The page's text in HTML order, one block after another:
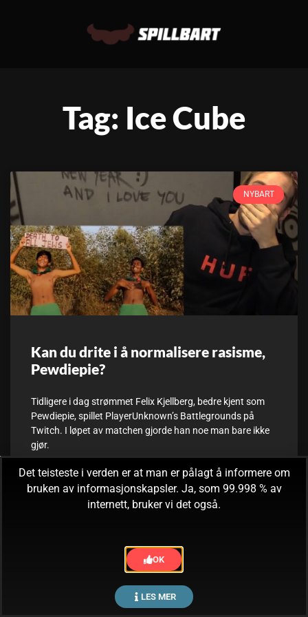
Tag: Ice Cube
NYBART
Kan du drite i å normalisere rasisme,
Pewdiepie?
Tidligere i dag strømmet Felix Kjellberg, bedre kjent som
Pewdiepie, spillet PlayerUnknown’s Battlegrounds på
Twitch. I løpet av matchen gjorde han noe man bare ikke
gjør.
11. september, 2017 Ingen kommentarer
Det teisteste i verden er at man er pålagt å informere om
bruken av informasjonskapsler. Ja, som 99.998 % av
internett, bruker vi det også.
OK
LES MER